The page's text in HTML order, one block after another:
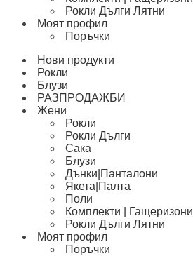
Рокли Дълги Лятни
Моят профил
Поръчки
Нови продукти
Рокли
Блузи
РАЗПРОДАЖБИ
Жени
Рокли
Рокли Дълги
Сака
Блузи
Дънки|Панталони
Якета|Палта
Поли
Комплекти | Гащеризони
Рокли Дълги Лятни
Моят профил
Поръчки